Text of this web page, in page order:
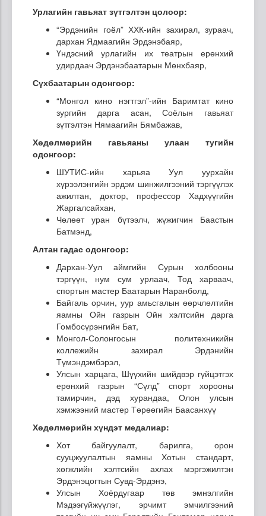
Урлагийн гавьяат зүтгэлтэн цолоор:
“Эрдэнийн гоёл” ХХК-ийн захирал, зураач,
дархан Ядмаагийн Эрдэнэбаяр,
Үндэсний урлагийн их театрын ерөнхий
удирдаач Эрдэнэбаатарын Мөнхбаяр,
Сүхбаатарын одонгоор:
“Монгол кино нэгтгэл”-ийн Баримтат кино
зургийн дарга асан, Соёлын гавьяат
зүтгэлтэн Нямаагийн Бямбажав,
Хөдөлмөрийн гавьяаны улаан тугийн
одонгоор:
ШУТИС-ийн харьяа Уул уурхайн
хүрээлэнгийн эрдэм шинжилгээний тэргүүлэх
ажилтан, доктор, профессор Хадхүүгийн
Жаргалсайхан,
Чөлөөт уран бүтээлч, жүжигчин Баастын
Батмэнд,
Алтан гадас одонгоор:
Дархан-Уул аймгийн Сурын холбооны
тэргүүн, нум сум урлаач, Тод харваач,
спортын мастер Баатарын Наранболд,
Байгаль орчин, уур амьсгалын өөрчлөлтийн
яамны Ойн газрын Ойн хэлтсийн дарга
Гомбосүрэнгийн Бат,
Монгол-Солонгосын политехникийн
коллежийн захирал Эрдэнийн
Түмэндэмбэрэл,
Улсын харцага, Шүүхийн шийдвэр гүйцэтгэх
ерөнхий газрын “Сүлд” спорт хорооны
тамирчин, дэд хурандаа, Олон улсын
хэмжээний мастер Төрөөгийн Баасанхүү
Хөдөлмөрийн хүндэт медалиар:
Хот байгуулалт, барилга, орон
сууцжуулалтын яамны Хотын стандарт,
хөгжлийн хэлтсийн ахлах мэргэжилтэн
Эрдэнэцогтын Сувд-Эрдэнэ,
Улсын Хоёрдугаар төв эмнэлгийн
Мэдээгүйжүүлэг, эрчимт эмчилгээний